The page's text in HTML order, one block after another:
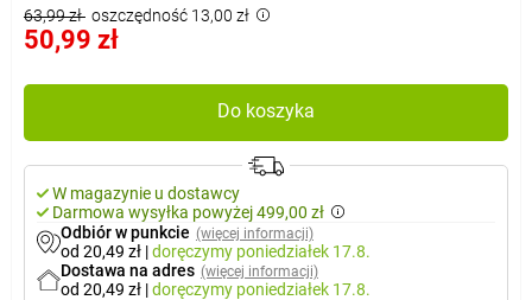
63,99 zł oszczędność 13,00 zł
50,99 zł
Do koszyka
W magazynie u dostawcy
Darmowa wysyłka powyżej 499,00 zł
Odbiór w punkcie (więcej informacji)
od 20,49 zł |doręczymy poniedziałek 17.8.
Dostawa na adres (więcej informacji)
od 20,49 zł |doręczymy poniedziałek 17.8.